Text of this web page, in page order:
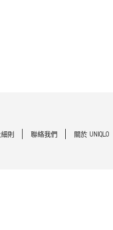
則 聯絡我們 關於 UNIQLO